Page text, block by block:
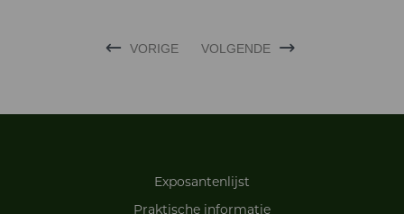
VORIGE VOLGENDE
Exposantenlijst
Praktische informatie